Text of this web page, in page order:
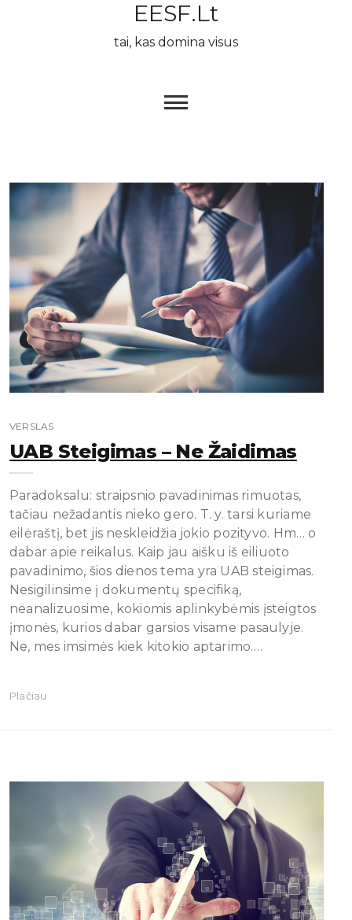
EESF.lt
tai, kas domina visus
VERSLAS
UAB Steigimas – Ne Žaidimas
Paradoksalu: straipsnio pavadinimas rimuotas,
tačiau nežadantis nieko gero. T. y. tarsi kuriame
eilėraštį, bet jis neskleidžia jokio pozityvo. Hm… o
dabar apie reikalus. Kaip jau aišku iš eiliuoto
pavadinimo, šios dienos tema yra UAB steigimas.
Nesigilinsime į dokumentų specifiką,
neanalizuosime, kokiomis aplinkybėmis įsteigtos
įmonės, kurios dabar garsios visame pasaulyje.
Ne, mes imsimės kiek kitokio aptarimo.…
Plačiau